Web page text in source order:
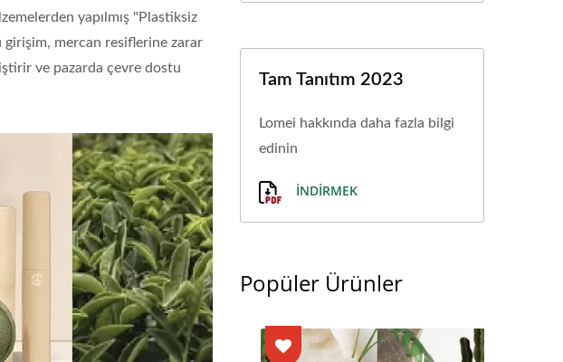
yapılmış "Plastiksiz
girişim, mercan resiflerine zarar
ve pazarda çevre dostu
Tam Tanıtım 2023
Lomei hakkında daha fazla bilgi
edinin
İNDIRMEK
Popüler Ürünler